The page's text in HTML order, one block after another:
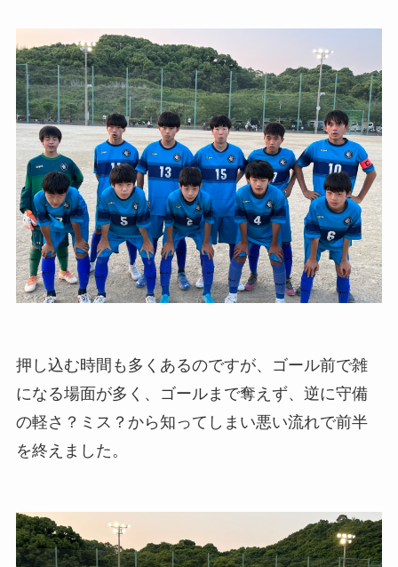
押し込む時間も多くあるのですが、ゴール前で雑
になる場面が多く、ゴールまで奪えず、逆に守備
の軽さ？ミス？から知ってしまい悪い流れで前半
を終えました。